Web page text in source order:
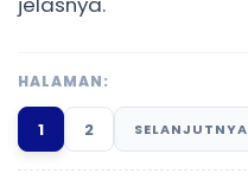
HALAMAN:
1 2 SELANJUTNYA